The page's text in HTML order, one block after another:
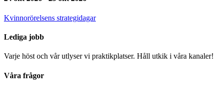
Kvinnorörelsens strategidagar
Lediga jobb
Varje höst och vår utlyser vi praktikplatser. Håll utkik i våra kanaler!
Våra frågor